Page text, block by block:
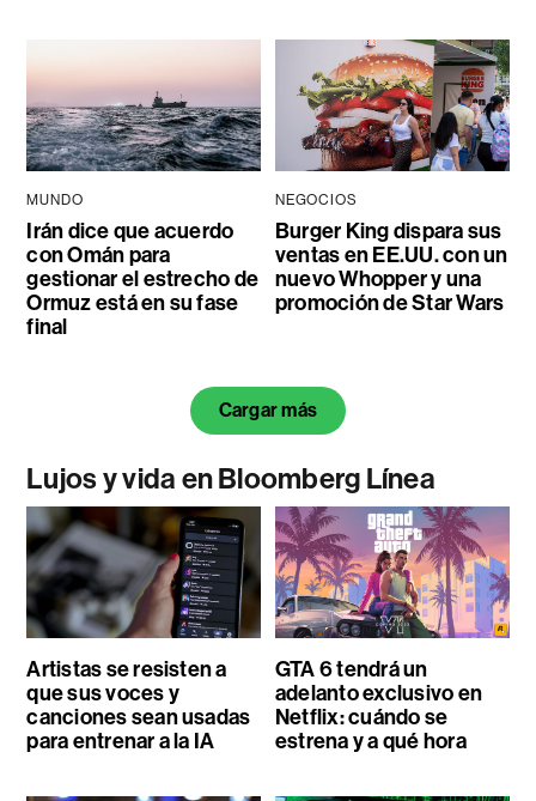
MUNDO
Irán dice que acuerdo
con Omán para
gestionar el estrecho de
Ormuz está en su fase
final
NEGOCIOS
Burger King dispara sus
ventas en EE.UU. con un
nuevo Whopper y una
promoción de Star Wars
Cargar más
Lujos y vida en Bloomberg Línea
Artistas se resisten a
que sus voces y
canciones sean usadas
para entrenar a la IA
GTA 6 tendrá un
adelanto exclusivo en
Netflix: cuándo se
estrena y a qué hora